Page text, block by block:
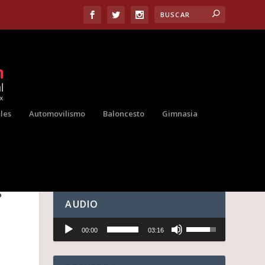
Automovilismo Baloncesto Gimnasia
AUDIO
Reproductor
audio
00:00 03:16
t
i
l